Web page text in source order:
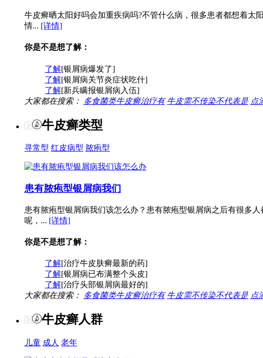
牛皮癣晒太阳好吗会加重疾病吗?不管什么病，很多患者都想着
情... [详情]
你是不是想了解：
了解[银屑病爆发了]
了解[银屑病关节炎症状吃什]
了解[新兵瞒报银屑病入伍]
大家都在搜索：
多食菌类牛皮癣治疗有 牛皮需不传染不代表是 点
牛皮癣类型
寻常型 红皮病型 脓疱型
患有脓疱型银屑病我们
患有脓疱型银屑病我们该怎么办？患有脓疱型银屑病之后有很多
呢，... [详情]
你是不是想了解：
了解[治疗牛皮肤癣最新的药]
了解[银屑病已布满整个头皮]
了解[治疗头部银屑病最好的]
大家都在搜索：
多食菌类牛皮癣治疗有 牛皮需不传染不代表是 点
牛皮癣人群
儿童 成人 老年